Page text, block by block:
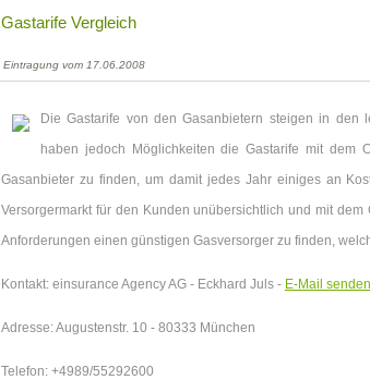
Gastarife Vergleich
Eintragung vom 17.06.2008
Die Gastarife von den Gasanbietern steigen in den
haben jedoch Möglichkeiten die Gastarife mit dem
Gasanbieter zu finden, um damit jedes Jahr einiges an
Versorgermarkt für den Kunden unübersichtlich und mit
Anforderungen einen günstigen Gasversorger zu finden,
Kontakt: einsurance Agency AG - Eckhard Juls - E-Mail senden
Adresse: Augustenstr. 10 - 80333 München
Telefon: +4989/55292600